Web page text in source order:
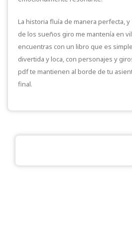
La historia fluía de manera perfecta,
de los sueños giro me mantenía en
encuentras con un libro que es
divertida y loca, con personajes y
pdf te mantienen al borde de tu
final.